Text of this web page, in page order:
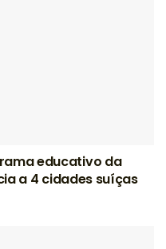
educativo da
a 4 cidades suíças